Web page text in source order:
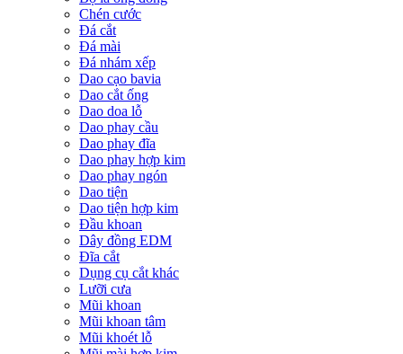
Chén cước
Đá cắt
Đá mài
Đá nhám xếp
Dao cạo bavia
Dao cắt ống
Dao doa lỗ
Dao phay cầu
Dao phay đĩa
Dao phay hợp kim
Dao phay ngón
Dao tiện
Dao tiện hợp kim
Đầu khoan
Dây đồng EDM
Đĩa cắt
Dụng cụ cắt khác
Lưỡi cưa
Mũi khoan
Mũi khoan tâm
Mũi khoét lỗ